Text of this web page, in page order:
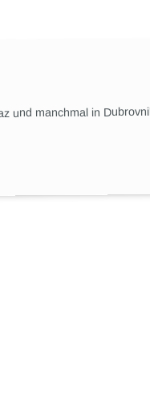
und manchmal in